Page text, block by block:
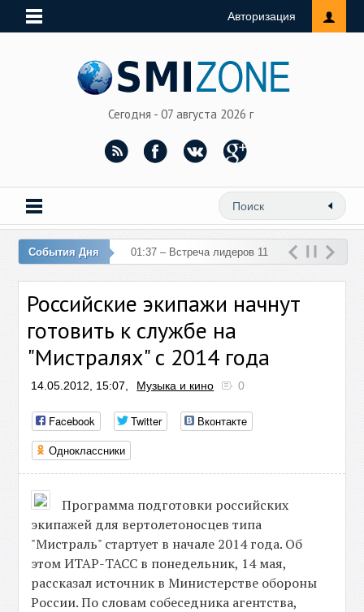
Авторизация
Сегодня - 07 августа 2026 г
События Дня 01:37 – Встреча лидеров 11
из-за теракта в Анкаре
Российские экипажи начнут
готовить к службе на
"Мистралях" с 2014 года
14.05.2012, 15:07, Музыка и кино 0
Facebook Twitter
Вконтакте
Одноклассники
Программа подготовки российских
экипажей для вертолетоносцев типа
"Мистраль" стартует в начале 2014 года. Об
этом ИТАР-ТАСС в понедельник, 14 мая,
рассказал источник в Министерстве обороны
России. По словам собеседника агентства,